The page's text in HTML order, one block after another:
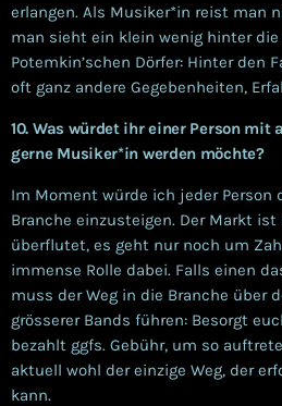
erlangen. Als Musiker*in reist man
man sieht ein klein wenig hinter die
Potemkin’schen Dörfer: Hinter den
oft ganz andere Gegebenheiten,
10. Was würdet ihr einer Person mit
gerne Musiker*in werden möchte?
Im Moment würde ich jeder Person
Branche einzusteigen. Der Markt
überflutet, es geht nur noch um
immense Rolle dabei. Falls einen
muss der Weg in die Branche über
grösserer Bands führen: Besorgt
bezahlt ggfs. Gebühr, um so
aktuell wohl der einzige Weg, der
kann.